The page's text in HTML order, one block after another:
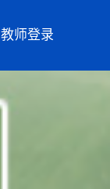
教师登录